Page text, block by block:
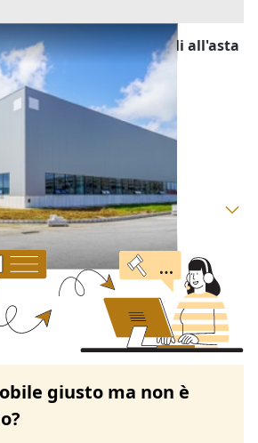
per Esigenze Industriali all'asta
giusto ma non è